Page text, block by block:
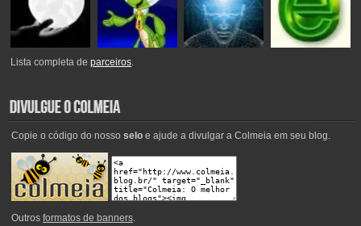
Lista completa deparceiros.
Copie o código do nosso seloe ajude a divulgar a Colmeia em seu blog.
Outros formatos de banners.